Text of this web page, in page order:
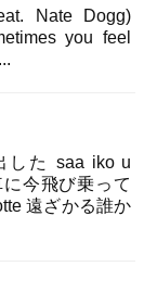
Nate Dogg)
you feel
した saa iko u
今飛び乗って
遠ざかる誰か